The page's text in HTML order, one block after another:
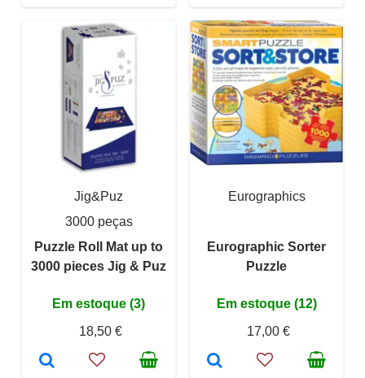
Jig&Puz
3000 peças
Puzzle Roll Mat up to
3000 pieces Jig & Puz
Em estoque (3)
18,50 €
Eurographics
Eurographic Sorter
Puzzle
Em estoque (12)
17,00 €